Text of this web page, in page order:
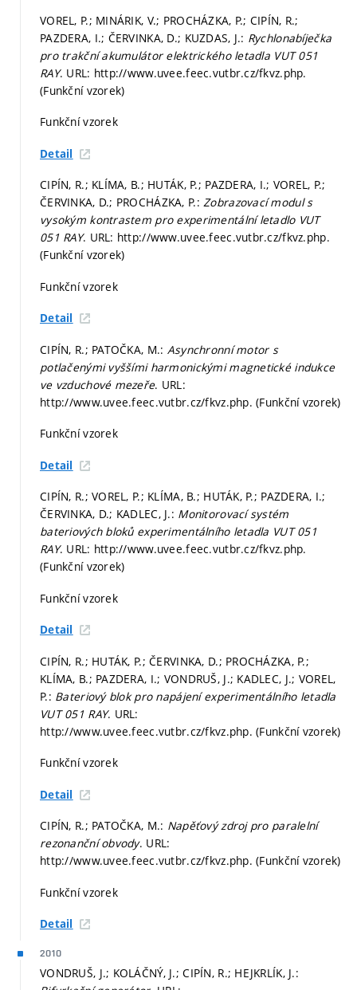
VOREL, P.; MINÁRIK, V.; PROCHÁZKA, P.; CIPÍN, R.;
PAZDERA, I.; ČERVINKA, D.; KUZDAS, J.: Rychlonabíječka
pro trakční akumulátor elektrického letadla VUT 051
RAY. URL: http://www.uvee.feec.vutbr.cz/fkvz.php.
(Funkční vzorek)
Funkční vzorek
Detail
CIPÍN, R.; KLÍMA, B.; HUTÁK, P.; PAZDERA, I.; VOREL, P.;
ČERVINKA, D.; PROCHÁZKA, P.:Zobrazovací modul s
vysokým kontrastem pro experimentální letadlo VUT
051 RAY. URL: http://www.uvee.feec.vutbr.cz/fkvz.php.
(Funkční vzorek)
Funkční vzorek
Detail
CIPÍN, R.; PATOČKA, M.: Asynchronní motor s
potlačenými vyššími harmonickými magnetické indukce
ve vzduchové mezeře. URL:
http://www.uvee.feec.vutbr.cz/fkvz.php. (Funkční vzorek)
Funkční vzorek
Detail
CIPÍN, R.; VOREL, P.; KLÍMA, B.; HUTÁK, P.; PAZDERA, I.;
ČERVINKA, D.; KADLEC, J.: Monitorovací systém
bateriových bloků experimentálního letadla VUT 051
RAY. URL: http://www.uvee.feec.vutbr.cz/fkvz.php.
(Funkční vzorek)
Funkční vzorek
Detail
CIPÍN, R.; HUTÁK, P.; ČERVINKA, D.; PROCHÁZKA, P.;
KLÍMA, B.; PAZDERA, I.; VONDRUŠ, J.; KADLEC, J.; VOREL,
P.: Bateriový blok pro napájení experimentálního letadla
VUT 051 RAY. URL:
http://www.uvee.feec.vutbr.cz/fkvz.php. (Funkční vzorek)
Funkční vzorek
Detail
CIPÍN, R.; PATOČKA, M.: Napěťový zdroj pro paralelní
rezonanční obvody. URL:
http://www.uvee.feec.vutbr.cz/fkvz.php. (Funkční vzorek)
Funkční vzorek
Detail
2010
VONDRUŠ, J.; KOLÁČNÝ, J.; CIPÍN, R.; HEJKRLÍK, J.: